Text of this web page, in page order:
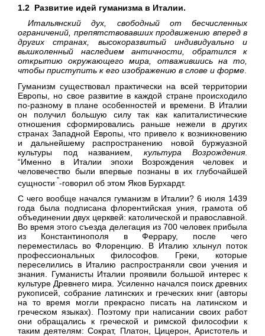
1.2 Развитие идей гуманизма в Италии.
Итальянский дух, свободный от бесчисленных
ограничений, препятствовавших продвижению вперед в
других странах, высокоразвитый индивидуально и
вышколенный наследием античности, обратился к
открытию окружающего мира, отважившись на то,
чтобы приступить к его изображению в слове и форме.
Гуманизм существовал практически на всей территории
Европы, но свое развитие в каждой стране происходило
по-разному в плане особенностей и времени. В Италии
он получил большую силу так как капиталистические
отношения сформировались раньше нежели в других
странах Западной Европы, что привело к возникновению
и дальнейшему распространению новой буржуазной
культуры под названием, культура Возрождения.
“Именно в Италии эпохи Возрождения человек и
человечество были впервые познаны в их глубочайшей
сущности.”-говорил об этом Яков Бурхардт.
С чего вообще начался гуманизм в Италии? 6 июля 1439
года была подписана флорентийская уния, грамота об
объединении двух церквей: католической и православной.
Во время этого съезда делегация из 700 человек прибыла
из Константинополя в Феррару, после чего
переместилась во Флоренцию. В Италию хлынул поток
профессиональных философов. Греки, которые
переселились в Италию распространяли свои учения и
знания. Гуманисты Италии проявили большой интерес к
культуре Древнего мира. Усиленно начался поиск древних
рукописей, собрание латинских и греческих книг (авторы
на то время могли прекрасно писать на латинском и
греческом языках). Поэтому при написании своих работ
они обращались к греческой и римской философии к
таким деятелям: Сократ, Платон, Цицерон, Аристотель и